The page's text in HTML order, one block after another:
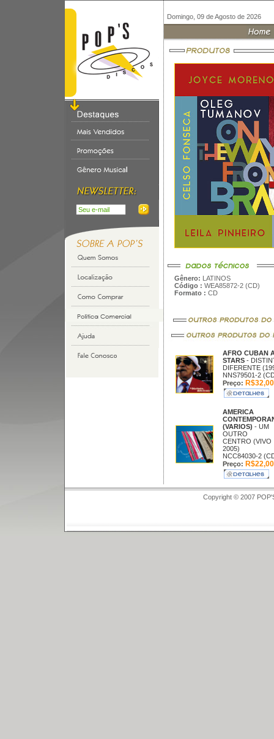
Domingo, 09 de Agosto de 2026
Gênero: LATINOS
Código : WEA85872-2 (CD)
Formato : CD
AFRO CUBAN
STARS -
DIFERENTE
NNS79501-2
Preço: R$32,00
AMERICA
(VARIOS) - UM
OUTRO
CENTRO (VIVO
2005)
NCC84030-2
Preço: R$22,00
Copyright © 2007